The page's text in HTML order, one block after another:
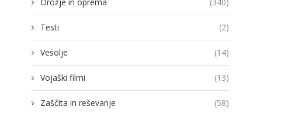
Testi (2)
Vesolje (14)
Vojaški filmi (13)
Zaščita in reševanje (58)